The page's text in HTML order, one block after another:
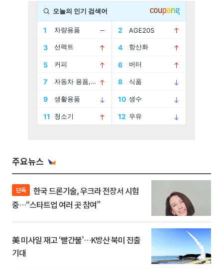
주요뉴스
단독
중…“스타트업 여러 곳 참여”
美 미사일 재고 ‘빨간불’…K방산 북미 진출
기대